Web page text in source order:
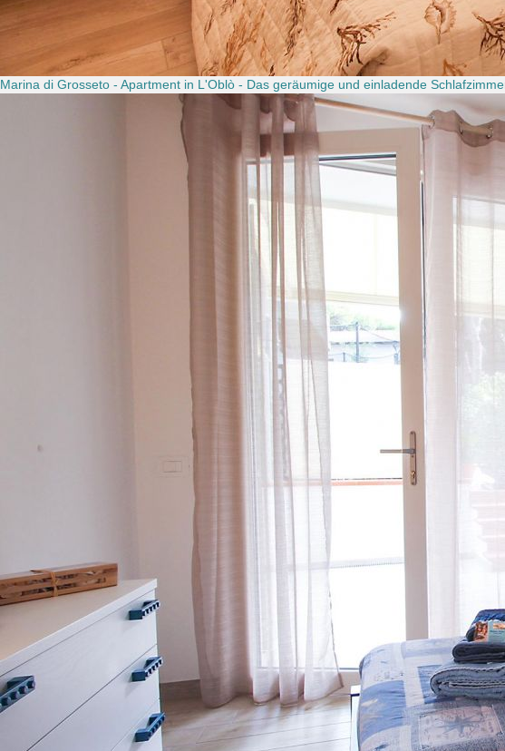
Marina di Grosseto - Apartment in L'Oblò - Das geräumige und einladende